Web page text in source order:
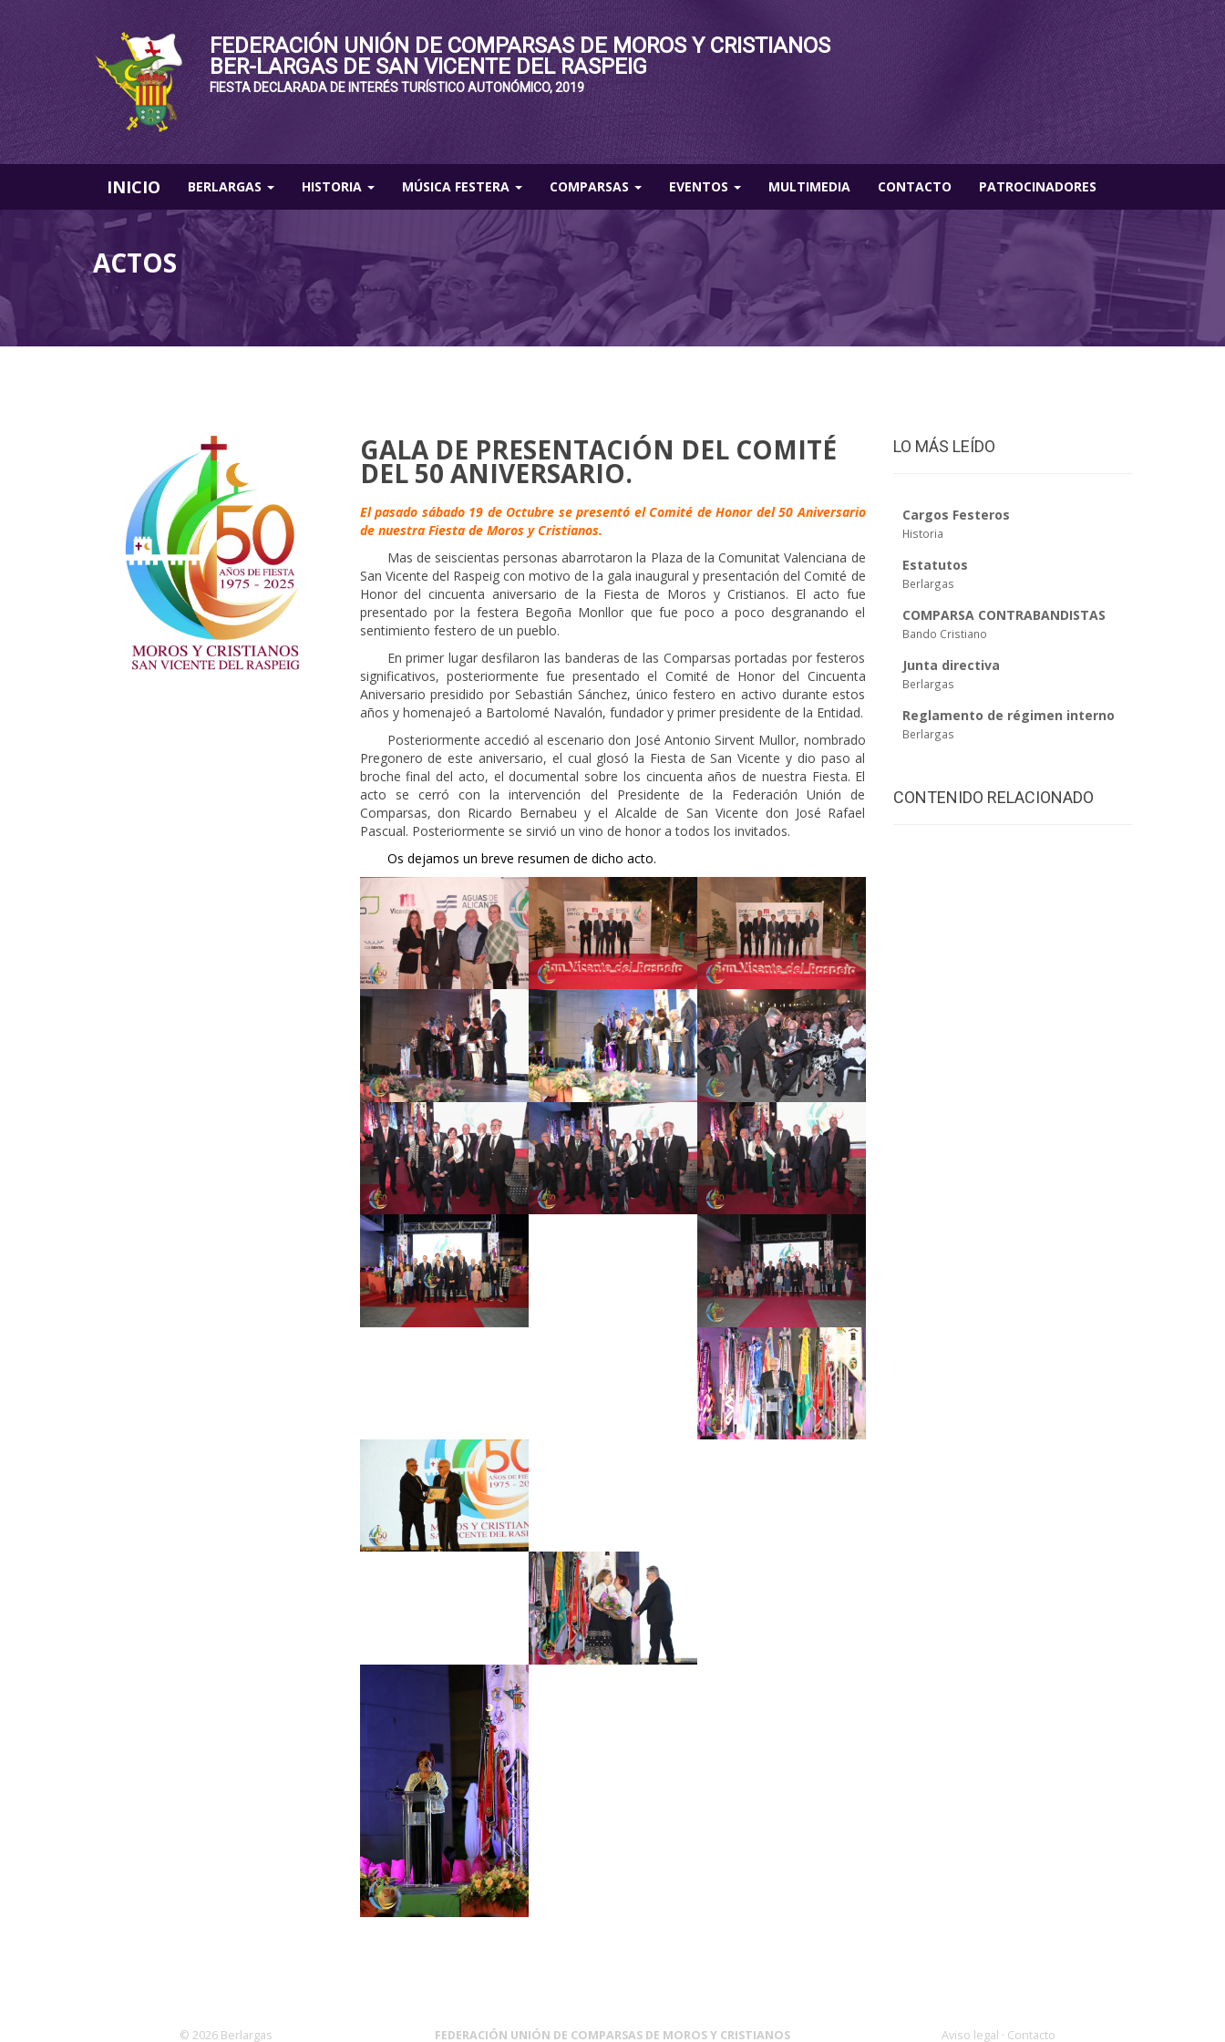
FEDERACIÓN UNIÓN DE COMPARSAS DE MOROS Y CRISTIANOS
BER-LARGAS DE SAN VICENTE DEL RASPEIG
FIESTA DECLARADA DE INTERÉS TURÍSTICO AUTONÓMICO, 2019
INICIO BERLARGAS HISTORIA MÚSICA FESTERA COMPARSAS EVENTOS MULTIMEDIA CONTACTO PATROCINADORES
ACTOS
GALA DE PRESENTACIÓN DEL COMITÉ
DEL 50 ANIVERSARIO.
El pasado sábado 19 de Octubre se presentó el Comité de Honor del 50 Aniversario
de nuestra Fiesta de Moros y Cristianos.
Mas de seiscientas personas abarrotaron la Plaza de la Comunitat Valenciana de
San Vicente del Raspeig con motivo de la gala inaugural y presentación del Comité de
Honor del cincuenta aniversario de la Fiesta de Moros y Cristianos. El acto fue
presentado por la festera Begoña Monllor que fue poco a poco desgranando el
sentimiento festero de un pueblo.
En primer lugar desfilaron las banderas de las Comparsas portadas por festeros
significativos, posteriormente fue presentado el Comité de Honor del Cincuenta
Aniversario presidido por Sebastián Sánchez, único festero en activo durante estos
años y homenajeó a Bartolomé Navalón, fundador y primer presidente de la Entidad.
Posteriormente accedió al escenario don José Antonio Sirvent Mullor, nombrado
Pregonero de este aniversario, el cual glosó la Fiesta de San Vicente y dio paso al
broche final del acto, el documental sobre los cincuenta años de nuestra Fiesta. El
acto se cerró con la intervención del Presidente de la Federación Unión de
Comparsas, don Ricardo Bernabeu y el Alcalde de San Vicente don José Rafael
Pascual. Posteriormente se sirvió un vino de honor a todos los invitados.
Os dejamos un breve resumen de dicho acto.
LO MÁS LEÍDO
Cargos Festeros
Historia
Estatutos
Berlargas
COMPARSA CONTRABANDISTAS
Bando Cristiano
Junta directiva
Berlargas
Reglamento de régimen interno
Berlargas
CONTENIDO RELACIONADO
© 2026 Berlargas FEDERACIÓN UNIÓN DE COMPARSAS DE MOROS Y CRISTIANOS Aviso legal · Contacto